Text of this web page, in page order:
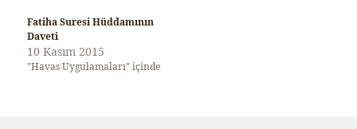
Fatiha Suresi Hüddamının
Daveti
10 Kasım 2015
"Havas Uygulamaları" içinde